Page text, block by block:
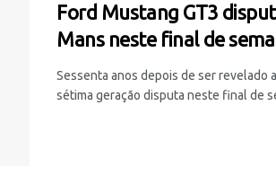
Ford Mustang GT3
Mans neste final de
Sessenta anos depois de ser revelado
sétima geração disputa neste final de